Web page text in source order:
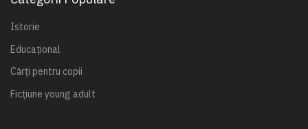
Istorie
Educațional
Cărți pentru copii
Ficțiune young adult